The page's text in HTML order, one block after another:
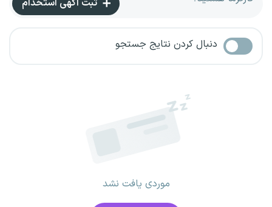
ثبت آگهی استخدام
دنبال کردن نتایج جستجو
موردی یافت نشد